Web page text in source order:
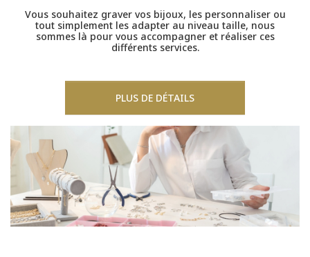
Vous souhaitez graver vos bijoux, les personnaliser ou
tout simplement les adapter au niveau taille, nous
sommes là pour vous accompagner et réaliser ces
différents services.
PLUS DE DÉTAILS